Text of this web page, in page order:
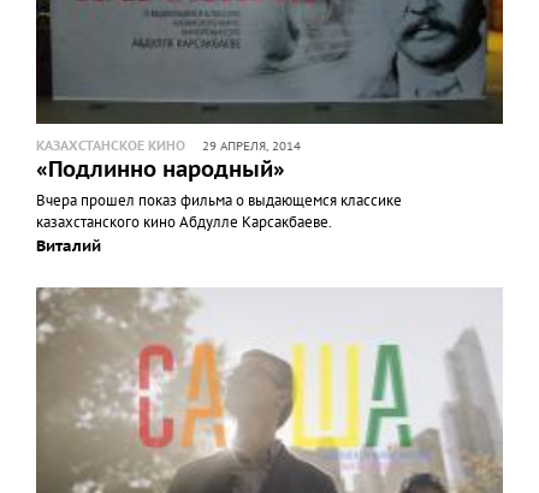
КАЗАХСТАНСКОЕ КИНО 29 АПРЕЛЯ, 2014
«Подлинно народный»
Вчера прошел показ фильма о выдающемся классике
казахстанского кино Абдулле Карсакбаеве.
Виталий